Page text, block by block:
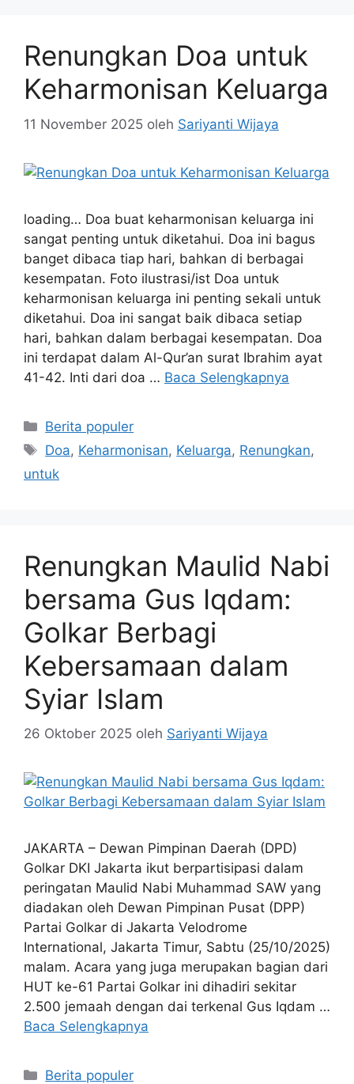
Renungkan Doa untuk
Keharmonisan Keluarga
11 November 2025 oleh Sariyanti Wijaya
loading… Doa buat keharmonisan keluarga ini
sangat penting untuk diketahui. Doa ini bagus
banget dibaca tiap hari, bahkan di berbagai
kesempatan. Foto ilustrasi/ist Doa untuk
keharmonisan keluarga ini penting sekali untuk
diketahui. Doa ini sangat baik dibaca setiap
hari, bahkan dalam berbagai kesempatan. Doa
ini terdapat dalam Al-Qur’an surat Ibrahim ayat
41-42. Inti dari doa … Baca Selengkapnya
Kategori
Berita populer
Tag
Doa, Keharmonisan, Keluarga, Renungkan,
untuk
Renungkan Maulid Nabi
bersama Gus Iqdam:
Golkar Berbagi
Kebersamaan dalam
Syiar Islam
26 Oktober 2025 oleh Sariyanti Wijaya
JAKARTA – Dewan Pimpinan Daerah (DPD)
Golkar DKI Jakarta ikut berpartisipasi dalam
peringatan Maulid Nabi Muhammad SAW yang
diadakan oleh Dewan Pimpinan Pusat (DPP)
Partai Golkar di Jakarta Velodrome
International, Jakarta Timur, Sabtu (25/10/2025)
malam. Acara yang juga merupakan bagian dari
HUT ke-61 Partai Golkar ini dihadiri sekitar
2.500 jemaah dengan dai terkenal Gus Iqdam …
Baca Selengkapnya
Kategori
Berita populer